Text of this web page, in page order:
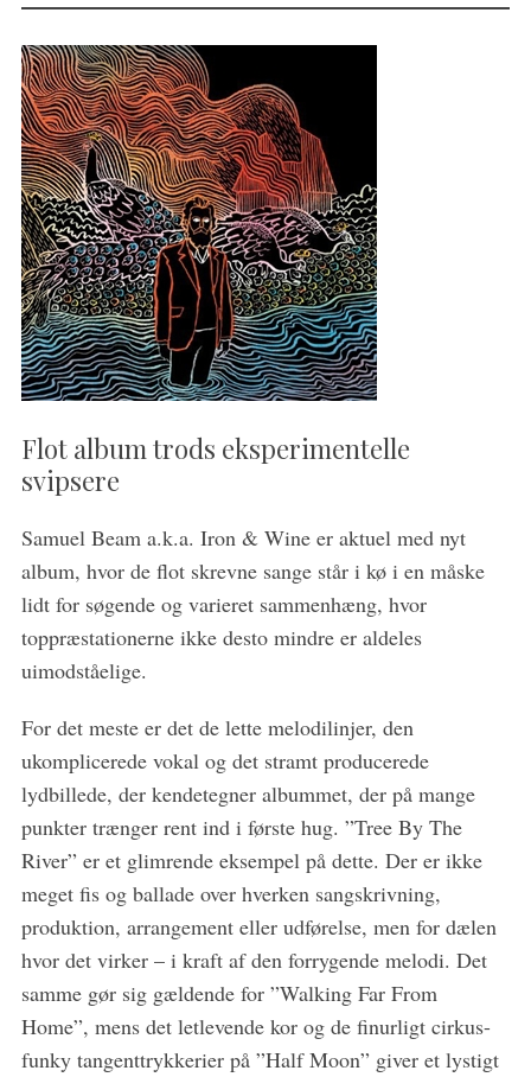
Flot album trods eksperimentelle
svipsere
Samuel Beam a.k.a. Iron & Wine er aktuel med nyt
album, hvor de flot skrevne sange står i kø i en måske
lidt for søgende og varieret sammenhæng, hvor
toppræstationerne ikke desto mindre er aldeles
uimodståelige.
For det meste er det de lette melodilinjer, den
ukomplicerede vokal og det stramt producerede
lydbillede, der kendetegner albummet, der på mange
punkter trænger rent ind i første hug. ”Tree By The
River” er et glimrende eksempel på dette. Der er ikke
meget fis og ballade over hverken sangskrivning,
produktion, arrangement eller udførelse, men for dælen
hvor det virker – i kraft af den forrygende melodi. Det
samme gør sig gældende for ”Walking Far From
Home”, mens det letlevende kor og de finurligt cirkus-
funky tangenttrykkerier på ”Half Moon” giver et lystigt
e
a
r
c
f
o
r
: